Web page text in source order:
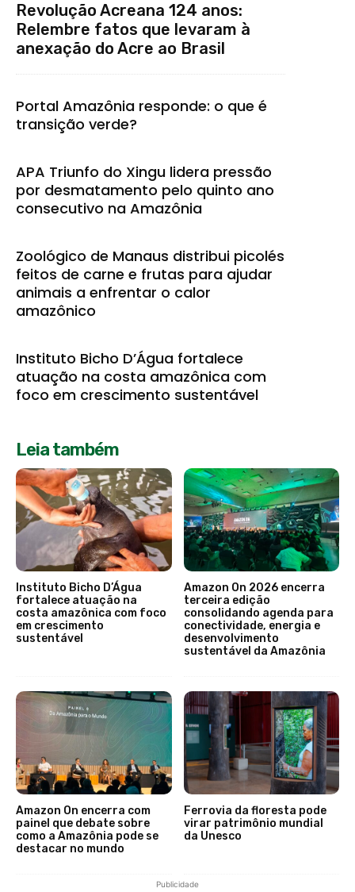
Revolução Acreana 124 anos:
Relembre fatos que levaram à
anexação do Acre ao Brasil
Portal Amazônia responde: o que é
transição verde?
APA Triunfo do Xingu lidera pressão
por desmatamento pelo quinto ano
consecutivo na Amazônia
Zoológico de Manaus distribui picolés
feitos de carne e frutas para ajudar
animais a enfrentar o calor
amazônico
Instituto Bicho D’Água fortalece
atuação na costa amazônica com
foco em crescimento sustentável
Leia também
Instituto Bicho D’Água
fortalece atuação na
costa amazônica com foco
em crescimento
sustentável
Amazon On 2026 encerra
terceira edição
consolidando agenda para
conectividade, energia e
desenvolvimento
sustentável da Amazônia
Amazon On encerra com
painel que debate sobre
como a Amazônia pode se
destacar no mundo
Ferrovia da floresta pode
virar patrimônio mundial
da Unesco
Publicidade